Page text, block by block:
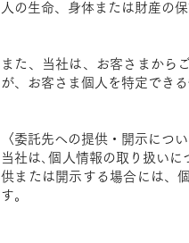
人の生命、身体または財産の
また、当社は、お客さまから
が、お客さま個人を特定でき
〈委託先への提供・開示につい
当社は､個人情報の取り扱い
供または開示する場合には、
す。